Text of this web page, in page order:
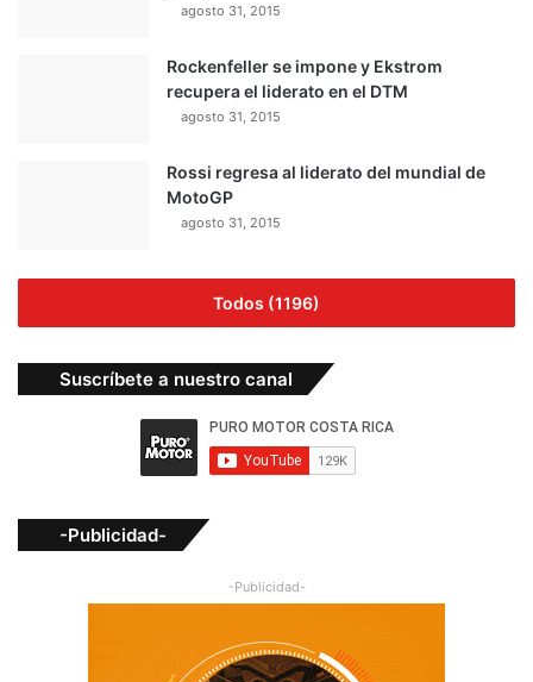
agosto 31, 2015
Rockenfeller se impone y Ekstrom
recupera el liderato en el DTM
agosto 31, 2015
Rossi regresa al liderato del mundial de
MotoGP
agosto 31, 2015
Todos (1196)
Suscríbete a nuestro canal
-Publicidad-
-Publicidad-